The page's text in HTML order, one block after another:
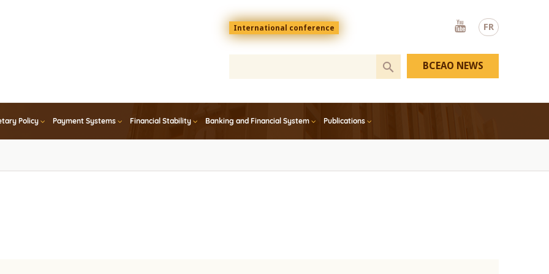
FR
Menu
top
En
International conference
Youtube
Policy Payment Systems Financial Stability Banking and Financial System Publications
BCEAO NEWS